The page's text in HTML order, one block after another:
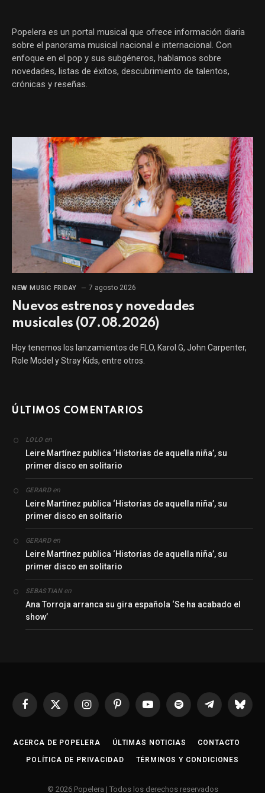
Popelera es un portal musical que ofrece información diaria
sobre el panorama musical nacional e internacional. Con
enfoque en el pop y sus subgéneros, hablamos sobre
novedades, listas de éxitos, descubrimiento de talentos,
crónicas y reseñas.
NEW MUSIC FRIDAY 7 agosto 2026
Nuevos estrenos y novedades
musicales (07.08.2026)
Hoy tenemos los lanzamientos de FLO, Karol G, John Carpenter,
Role Model y Stray Kids, entre otros.
ÚLTIMOS COMENTARIOS
LOLO en
Leire Martínez publica ‘Historias de aquella niña’, su
primer disco en solitario
GERARDen
Leire Martínez publica ‘Historias de aquella niña’, su
primer disco en solitario
GERARDen
Leire Martínez publica ‘Historias de aquella niña’, su
primer disco en solitario
SEBASTIANen
Ana Torroja arranca su gira española ‘Se ha acabado el
show’
Facebook
X
InstagramPinterestYouTubeSpotify Telegrama
ACERCA DE POPELERA ÚLTIMAS NOTICIAS CONTACTO
POLÍTICA DE PRIVACIDAD TÉRMINOS Y CONDICIONES
© 2026 Popelera | Todos los derechos reservados